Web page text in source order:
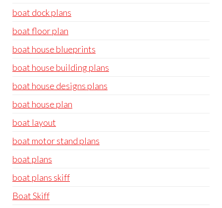
boat dock plans
boat floor plan
boat house blueprints
boat house building plans
boat house designs plans
boat house plan
boat layout
boat motor stand plans
boat plans
boat plans skiff
Boat Skiff